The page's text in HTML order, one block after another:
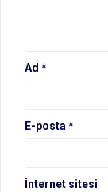
Ad *
E-posta *
İnternet sitesi